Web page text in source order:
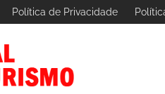
Política de Privacidade